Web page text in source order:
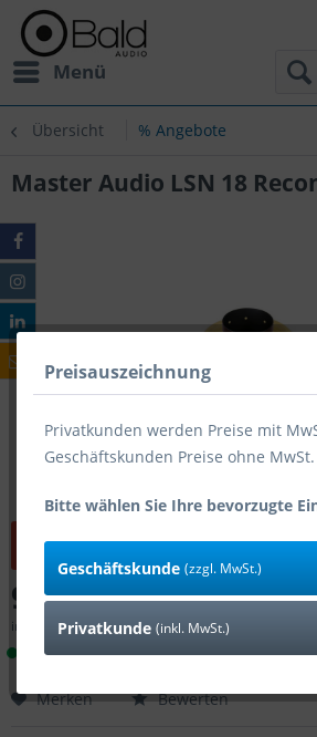
Menü
Übersicht % Angebote
Master Audio LSN 18
Dieser Artikel steht derzeit
95,20 € *
inkl. MwSt.zzgl. Versandkosten
Lieferbar innerhalb 14 Tagen (Bestand:
Merken Bewerten
Preisauszeichnung
Privatkunden werden Preise mit
Geschäftskunden Preise ohne
Bitte wählen Sie Ihre bevorzugte
Geschäftskunde (zzgl. MwSt.)
Privatkunde (inkl. MwSt.)